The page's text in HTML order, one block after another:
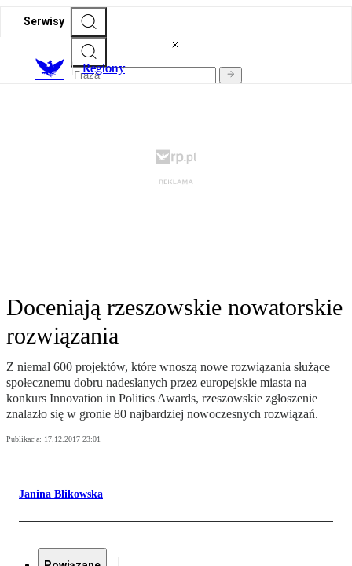
Serwisy
Regiony
Doceniają rzeszowskie nowatorskie
rozwiązania
Z niemal 600 projektów, które wnoszą nowe rozwiązania służące
społecznemu dobru nadesłanych przez europejskie miasta na
konkurs Innovation in Politics Awards, rzeszowskie zgłoszenie
znalazło się w gronie 80 najbardziej nowoczesnych rozwiązań.
Publikacja: 17.12.2017 23:01
Janina Blikowska